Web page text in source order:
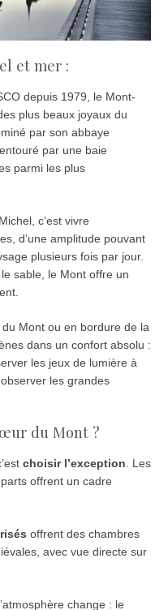
et mer :
depuis 1979, le Mont-
plus beaux joyaux du
par son abbaye
par une baie
parmi les plus
c’est vivre
d’une amplitude pouvant
plusieurs fois par jour.
sable, le Mont offre un
Mont ou en bordure de la
dans un confort absolu :
les jeux de lumière à
les grandes
du Mont ?
choisir l’exception. Les
offrent un cadre
offrent des chambres
avec vue directe sur
change : le